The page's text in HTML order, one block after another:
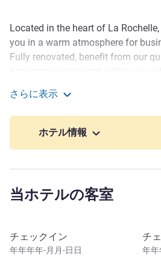
説明
Located in the heart of La
you in a warm atmosphere for
Fully renovated, benefit from our
Chalutiers and the towers of La
pool with large terrace and a gym.
private events, our hotel has
the train station, our hotel in La
aquarium and maritime museum;
explore Île de Ré or the green
さらに表示
ホテル情報
当ホテルの客室
このホテルを予約
チェックイン
年年年年-月月-日日
チ
年年